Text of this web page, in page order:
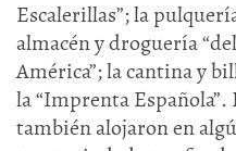
Escalerillas”; la
almacén y droguería
América”; la cantina y
la “Imprenta
también alojaron en